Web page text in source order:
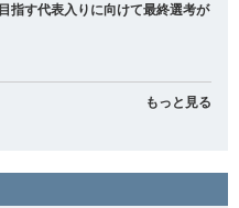
指す代表入りに向けて最終選考が
もっと見る